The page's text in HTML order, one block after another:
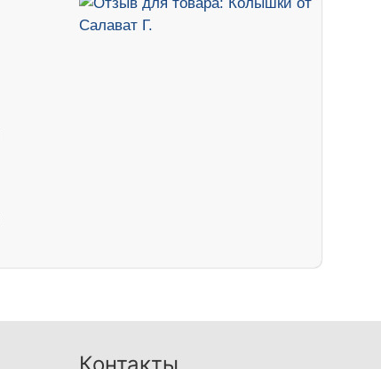
Контакты